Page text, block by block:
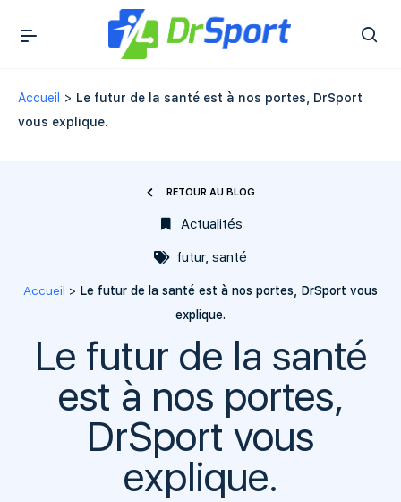
Accueil > Le futur de la santé est à nos portes, DrSport
vous explique.
RETOUR AU BLOG
Actualités
futur, santé
Accueil > Le futur de la santé est à nos portes, DrSport vous
explique.
Le futur de la santé
est à nos portes,
DrSport vous
explique.